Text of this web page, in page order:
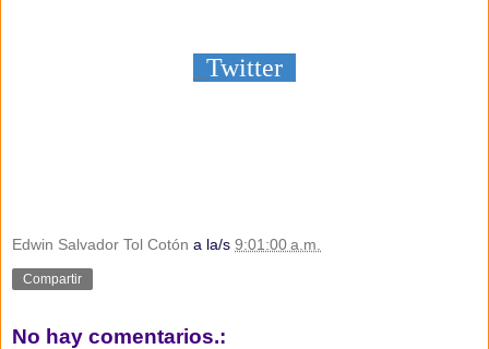
Twitter
Edwin Salvador Tol Cotón a la/s 9:01:00 a.m.
Compartir
No hay comentarios.: